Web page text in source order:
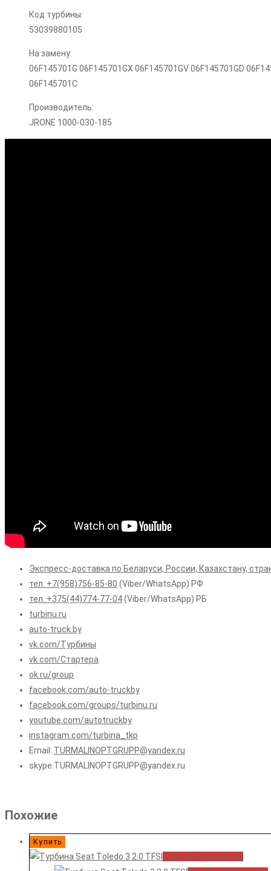
Код турбины:
53039880105
На замену:
06F145701G 06F145701GX 06F145701GV 06F145701GD
06F145701C
Производитель:
JRONE 1000-030-185
Экспресс-доставка по Беларуси, России, Казахстану,
тел. +7(958)756-85-80 (Viber/WhatsApp) РФ
тел. +375(44)774-77-04(Viber/WhatsApp) РБ
turbinu.ru
auto-truck.by
vk.com/Турбины
vk.com/Стартера
ok.ru/group
facebook.com/auto-truckby
facebook.com/groups/turbinu.ru
youtube.com/autotruckby
instagram.com/turbina_tkp
Email: TURMALINOPTGRUPP@yandex.ru
skype:TURMALINOPTGRUPP@yandex.ru
Похожие
Купить
Быстрый просмотр